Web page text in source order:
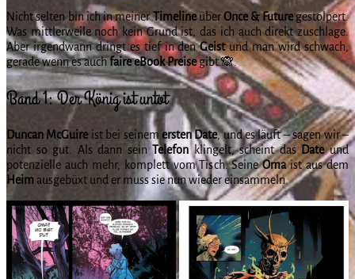
Nicht selten bin ich in meinerTimelineüberOnce & Futuregestolpert.
Was mittlerweile noch kein Grund ist, das ich auch direkt zuschlage.
Aber irgendwann dringt es tief in denGeistund man wird schwach,
gerade wenn es auchfaire eBook Preisegibt 🙈.
Band 1: Der König ist untot
Duncan McGuireist bei seinem ersten Date, und es läuft – sagen wir –
nicht so gut. Als dann seinTelefonklingelt, scheint das Dateund
potenzielle auch mehr, komplett vom Tisch. SeineOmaist aus dem
Heim ausgebüxt und er muss sie nun wieder einsammeln.